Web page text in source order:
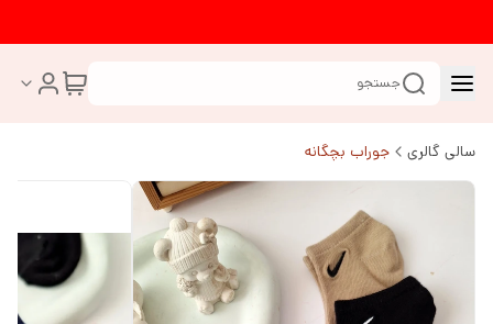
جستجو
سالی گالری جوراب بچگانه